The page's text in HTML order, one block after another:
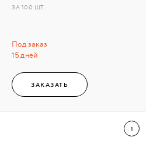
Под заказ
15 дней
ЗА 100 ШТ.
ЗАКАЗАТЬ
1